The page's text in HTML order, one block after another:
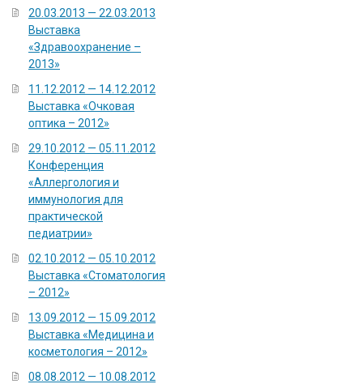
20.03.2013 — 22.03.2013
Выставка
«Здравоохранение –
2013»
11.12.2012 — 14.12.2012
Выставка «Очковая
оптика – 2012»
29.10.2012 — 05.11.2012
Конференция
«Аллергология и
иммунология для
практической
педиатрии»
02.10.2012 — 05.10.2012
Выставка «Стоматология
– 2012»
13.09.2012 — 15.09.2012
Выставка «Медицина и
косметология – 2012»
08.08.2012 — 10.08.2012